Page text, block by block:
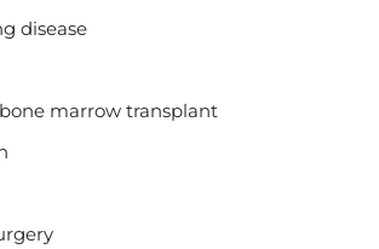
disease
marrow transplant